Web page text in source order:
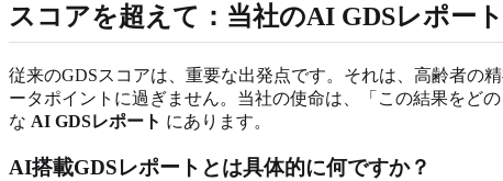
スコアを超えて：当社のAI GDSレポー
従来のGDSスコアは、重要な出発点です。それは、高齢者の
ータポイントに過ぎません。当社の使命は、「この結果をど
な AI GDSレポート にあります。
AI搭載GDSレポートとは具体的に何ですか？